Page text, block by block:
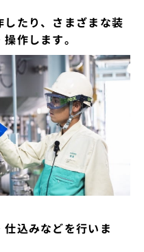
たり、さまざまな装
作します。
込みなどを行いま